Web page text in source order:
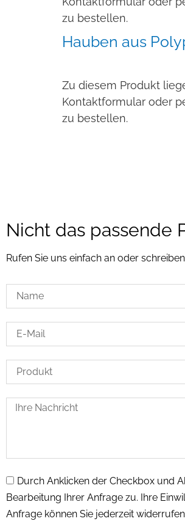
zu bestellen.
Hauben aus
Zu diesem Produkt
Kontaktformular oder
zu bestellen.
Nicht das passende
Rufen Sie uns einfach an oder
Durch Anklicken der Checkbox und
Bearbeitung Ihrer Anfrage zu. Ihre
Anfrage können Sie jederzeit widerrufen